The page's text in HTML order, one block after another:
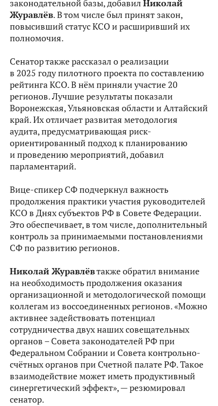
законодательной базы, добавил Николай
Журавлёв. В том числе был принят закон,
повысивший статус КСО и расширивший их
полномочия.
Сенатор также рассказал о реализации
в 2025 году пилотного проекта по составлению
рейтинга КСО. В нём приняли участие 20
регионов. Лучшие результаты показали
Воронежская, Ульяновская области и Алтайский
край. Их отличает развитая методология
аудита, предусматривающая риск-
ориентированный подход к планированию
и проведению мероприятий, добавил
парламентарий.
Вице-спикер СФ подчеркнул важность
продолжения практики участия руководителей
КСО в Днях субъектов РФ в Совете Федерации.
Это обеспечивает, в том числе, дополнительный
контроль за принимаемыми постановлениями
СФ по развитию регионов.
Николай Журавлёвтакже обратил внимание
на необходимость продолжения оказания
организационной и методологической помощи
коллегам из воссоединенных регионов. «Можно
активнее задействовать потенциал
сотрудничества двух наших совещательных
органов – Совета законодателей РФ при
Федеральном Собрании и Совета контрольно-
счётных органов при Счетной палате РФ. Такое
взаимодействие может иметь продуктивный
синергетический эффект», — резюмировал
сенатор.